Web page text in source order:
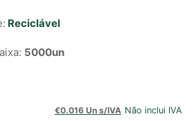
Reciclável
5000un
€0.016 Un s/IVA Não inclui IVA